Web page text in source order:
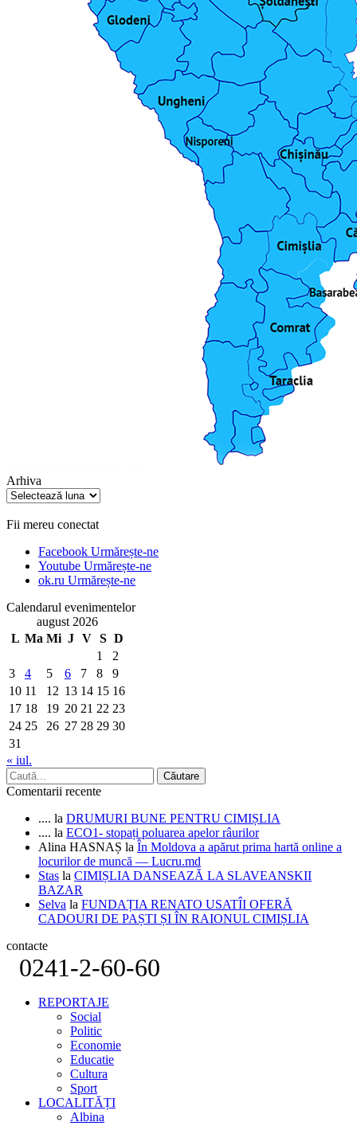
Arhiva
Arhiva
Fii mereu conectat
Facebook Urmărește-ne
Youtube Urmărește-ne
ok.ru Urmărește-ne
Calendarul evenimentelor
august 2026
L Ma Mi J V S D
1
2
3
4 5 6 7 8
9
10 11 12 13 14 15 16
17 18 19 20 21 22 23
24 25 26 27 28 29 30
31
« iul.
Comentarii recente
.... la DRUMURI BUNE PENTRU CIMIȘLIA
.... la ECO1- stopați poluarea apelor râurilor
Alina HASNAȘ la În Moldova a apărut prima hartă online a
locurilor de muncă — Lucru.md
Stas la CIMIȘLIA DANSEAZĂ LA SLAVEANSKII
BAZAR
Selva la FUNDAȚIA RENATO USATÎI OFERĂ
CADOURI DE PAȘTI ȘI ÎN RAIONUL CIMIȘLIA
contacte
0241-2-60-60
REPORTAJE
Social
Politic
Economie
Educatie
Cultura
Sport
LOCALITĂȚI
Albina